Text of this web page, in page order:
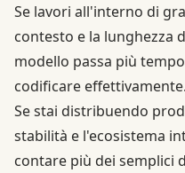
Se lavori all'interno di
contesto e la lunghezza
modello passa più
codificare effettivamente.
Se stai distribuendo
stabilità e l'ecosistema
contare più dei semplici